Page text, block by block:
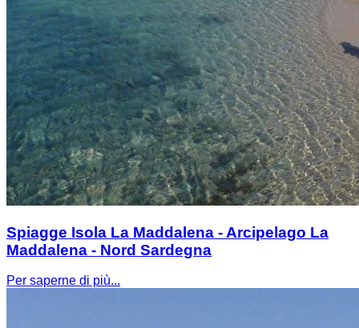
Spiagge Isola La Maddalena - Arcipelago La
Maddalena - Nord Sardegna
Per saperne di più...